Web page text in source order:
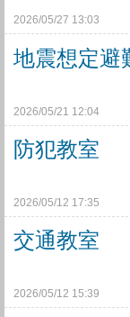
2026/05/27 13:03
地震想定避
2026/05/21 12:04
防犯教室
2026/05/12 17:35
交通教室
2026/05/12 15:39